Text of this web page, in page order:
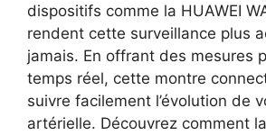
dispositifs comme la HUAWEI
rendent cette surveillance plus
jamais. En offrant des mesures
temps réel, cette montre
suivre facilement l’évolution de
artérielle. Découvrez comment